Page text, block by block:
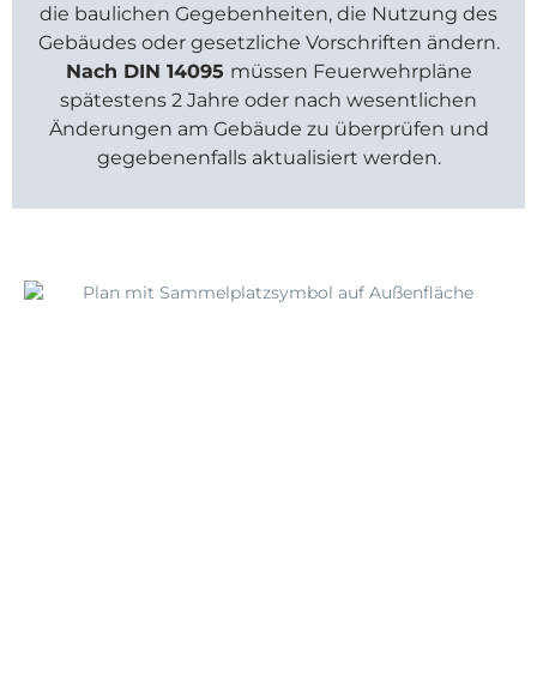
die baulichen Gegebenheiten, die Nutzung des
Gebäudes oder gesetzliche Vorschriften ändern.
Nach DIN 14095 müssen Feuerwehrpläne
spätestens 2 Jahre oder nach wesentlichen
Änderungen am Gebäude zu überprüfen und
gegebenenfalls aktualisiert werden.